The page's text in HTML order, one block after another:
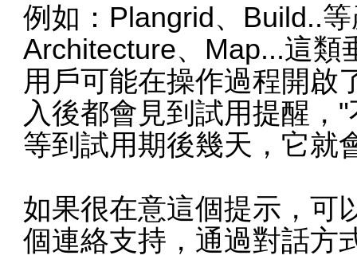
例如：Plangrid、Build..
Architecture、Map...這類
用戶可能在操作過程開啟
入後都會見到試用提醒，
等到試用期後幾天，它就
如果很在意這個提示，可
個連絡支持，通過對話方